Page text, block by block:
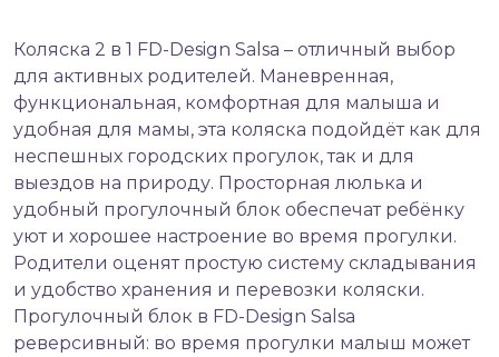
Коляска 2 в 1 FD-Design Salsa – отличный выбор
для активных родителей. Маневренная,
функциональная, комфортная для малыша и
удобная для мамы, эта коляска подойдёт как для
неспешных городских прогулок, так и для
выездов на природу. Просторная люлька и
удобный прогулочный блок обеспечат ребёнку
уют и хорошее настроение во время прогулки.
Родители оценят простую систему складывания
и удобство хранения и перевозки коляски.
Прогулочный блок в FD-Design Salsa
реверсивный: во время прогулки малыш может